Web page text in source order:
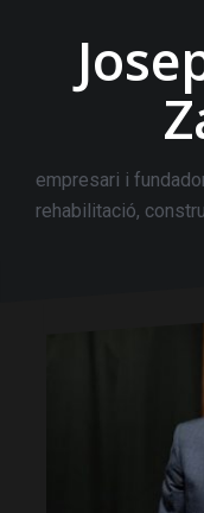
empresari i
rehabilitació,